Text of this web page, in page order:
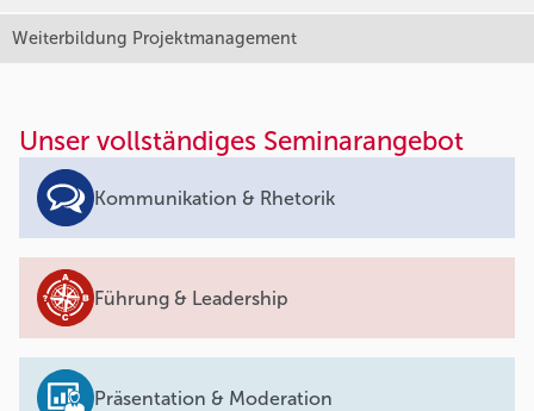
Weiterbildung Projektmanagement
Unser vollständiges Seminarangebot
Kommunikation & Rhetorik
Führung & Leadership
Präsentation & Moderation